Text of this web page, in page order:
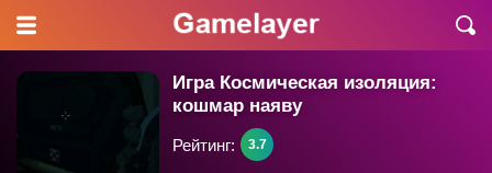
Игра Космическая изоляция:
кошмар наяву
Рейтинг: 3.7